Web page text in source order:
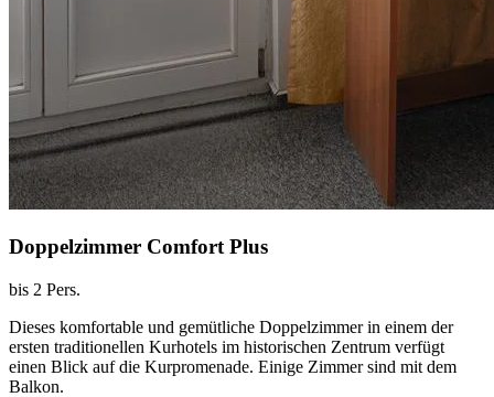
Doppelzimmer Comfort Plus
bis 2 Pers.
Dieses komfortable und gemütliche Doppelzimmer in einem der
ersten traditionellen Kurhotels im historischen Zentrum verfügt
einen Blick auf die Kurpromenade. Einige Zimmer sind mit dem
Balkon.